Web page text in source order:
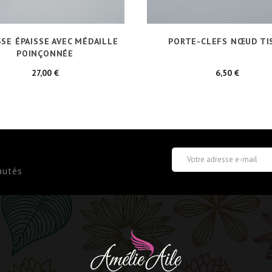
ÉPAISSE AVEC MÉDAILLE
POINÇONNÉE
27,00 €Prix
PORTE-CLEFS NŒUD
6,50 €Prix